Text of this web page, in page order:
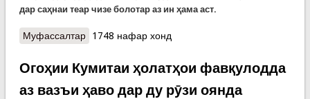
дар саҳнаи теар чизе болотар аз ин ҳама аст.
Муфассалтаро Кормандони Кумита дар театри ба номи
карданд
1748 нафар хонд
Огоҳии Кумитаи ҳолатҳои фавқулодда
аз вазъи ҳаво дар ду рӯзи оянда